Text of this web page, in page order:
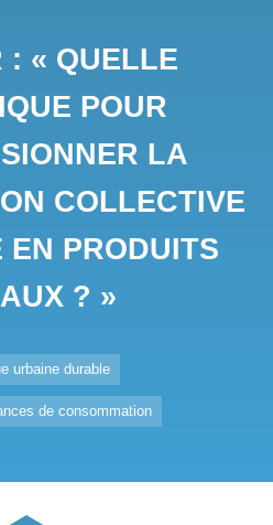
: « QUELLE
POUR
LA
COLLECTIVE
EN PRODUITS
? »
urbaine durable
de consommation